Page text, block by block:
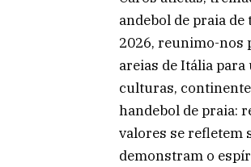
andebol de praia
2026, reunimo-nos
areias de Itália
culturas,
handebol de praia:
valores se refletem
demonstram o